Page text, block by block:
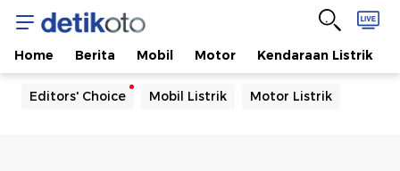
Home Berita Mobil Motor Kendaraan Listrik
Editors' Choice Mobil Listrik Motor Listrik